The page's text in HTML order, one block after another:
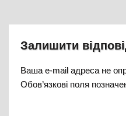
Залишити
Ваша e-mail адреса не
Обов’язкові поля